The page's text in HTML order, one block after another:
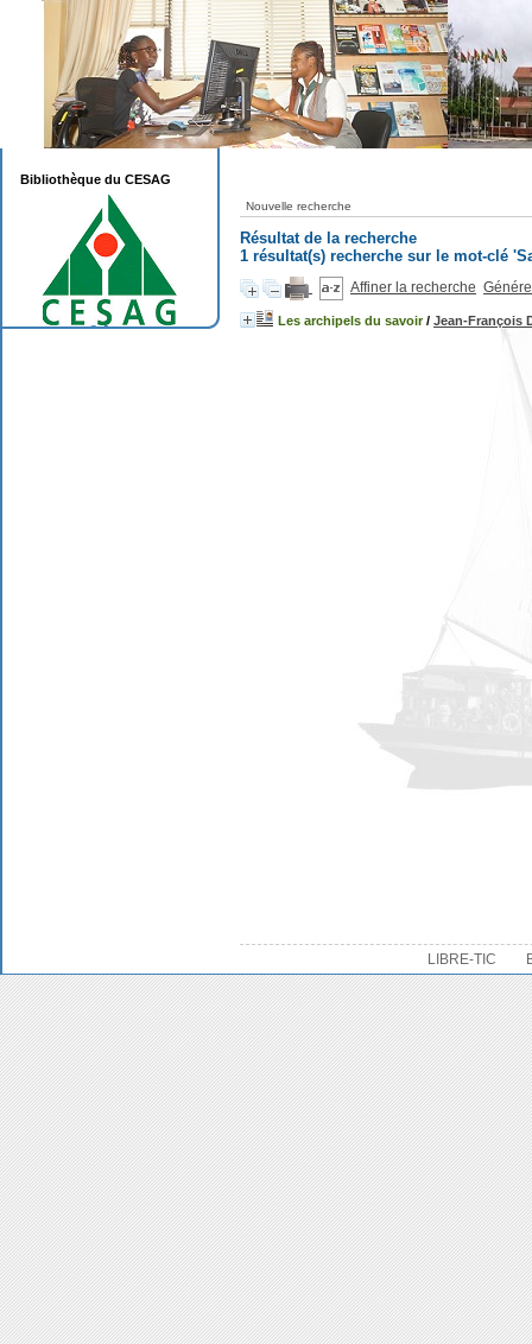
Nouvelle recherche
Résultat de la recherche
1 résultat(s) recherche sur le mot-clé
Affiner la recherche
Les archipels du savoir/ Jean-François
LIBRE-TIC
Bibliothèque du CESAG